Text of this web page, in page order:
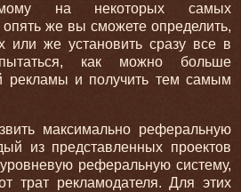
на некоторых самых
же вы сможете определить,
или же установить сразу все в
как можно больше
рекламы и получить тем самым
максимально реферальную
из представленных проектов
реферальную систему,
трат рекламодателя. Для этих